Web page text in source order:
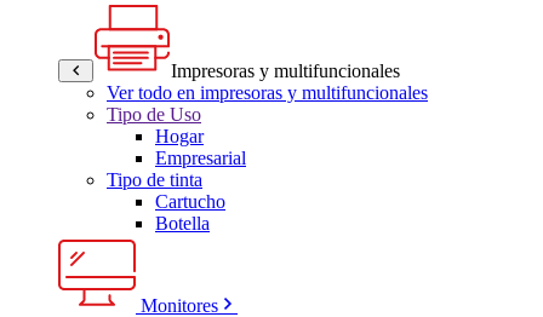
Impresoras y multifuncionales
Ver todo en impresoras y multifuncionales
Tipo de Uso
Hogar
Empresarial
Tipo de tinta
Cartucho
Botella
Monitores